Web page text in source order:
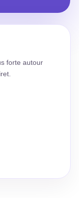
forte autour